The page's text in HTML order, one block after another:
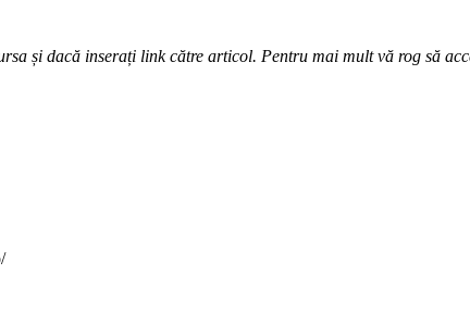
și dacă inserați link către articol. Pentru mai mult vă rog să